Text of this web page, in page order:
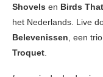
Shovels en Birds
het Nederlands. Live
Belevenissen, een
Troquet.